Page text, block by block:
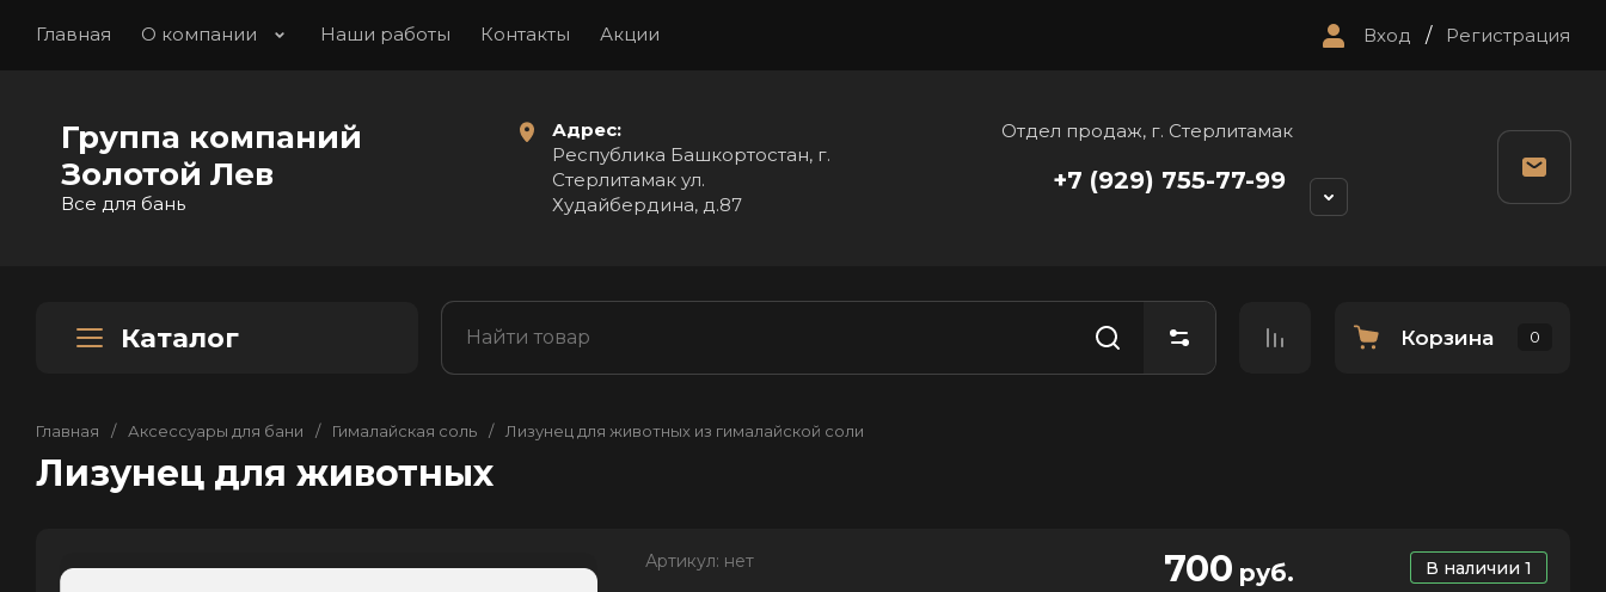
Главная О компании Наши работы Контакты Акции Вход / Регистрация
Группа компаний
Золотой Лев
Все для бань
Адрес:
Республика Башкортостан, г.
Стерлитамак ул.
Худайбердина, д.87
Отдел продаж, г. Стерлитамак
+7 (929) 755-77-99
Каталог Корзина 0
Главная / Аксессуары для бани / Гималайская соль / Лизунец для животных из гималайской соли
Лизунец для животных
Артикул: нет В наличии 1
700 руб.